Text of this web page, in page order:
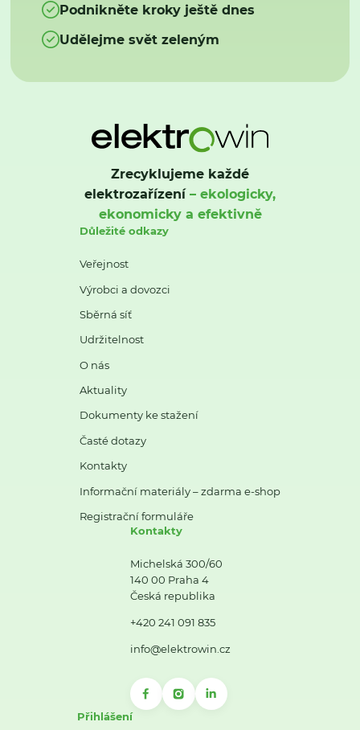
Podnikněte kroky ještě dnes
Udělejme svět zeleným
Zrecyklujeme každé
elektrozařízení– ekologicky,
ekonomicky a efektivně
Důležité odkazy
Veřejnost
Výrobci a dovozci
Sběrná síť
Udržitelnost
O nás
Aktuality
Dokumenty ke stažení
Časté dotazy
Kontakty
Informační materiály – zdarma e-shop
Registrační formuláře
Kontakty
Michelská 300/60
140 00 Praha 4
Česká republika
+420 241 091 835
info@elektrowin.cz
Přihlášení